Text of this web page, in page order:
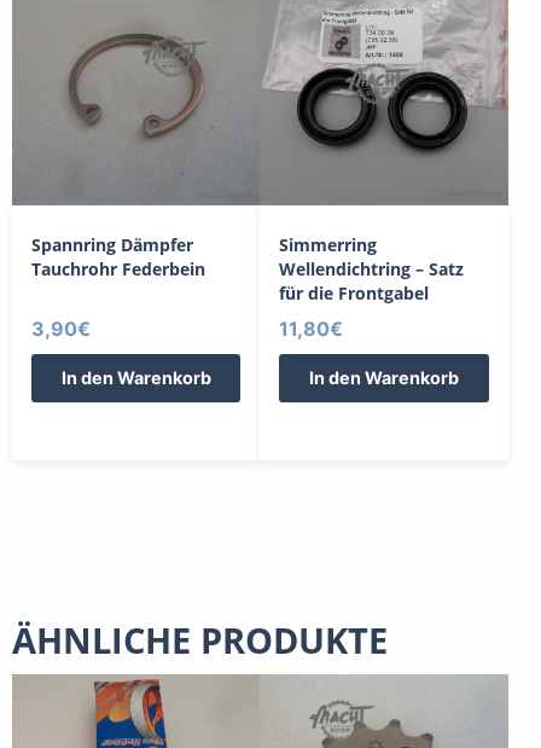
Spannring Dämpfer
Tauchrohr Federbein
3,90€
In den Warenkorb
Simmerring
Wellendichtring – Satz
für die Frontgabel
11,80€
In den Warenkorb
ÄHNLICHE PRODUKTE